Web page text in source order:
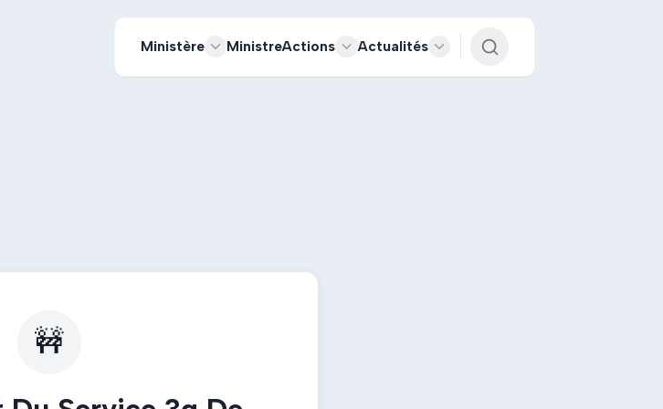
Ministère MinistreActions Actualités
🚧